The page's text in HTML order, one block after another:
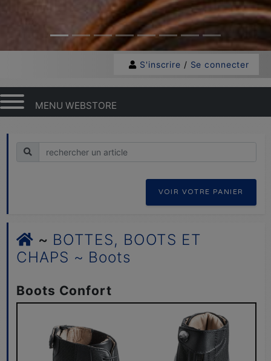
S'inscrire / Se connecter
MENU WEBSTORE
Recherche
VOIR VOTRE PANIER
~ BOTTES, BOOTS ET
CHAPS ~ Boots
Boots Confort